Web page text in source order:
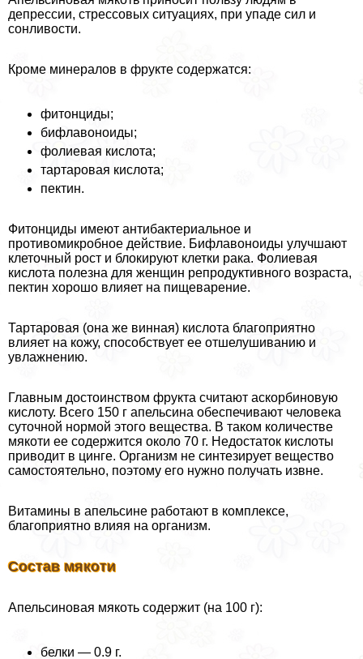
депрессии, стрессовых ситуациях, при упаде сил и
сонливости.
Кроме минералов в фрукте содержатся:
фитонциды;
бифлавоноиды;
фолиевая кислота;
тартаровая кислота;
пектин.
Фитонциды имеют антибактериальное и
противомикробное действие. Бифлавоноиды улучшают
клеточный рост и блокируют клетки paка. Фолиевая
кислота полезна для женщин репродуктивного возраста,
пектин хорошо влияет на пищеварение.
Тартаровая (она же винная) кислота благоприятно
влияет на кожу, способствует ее отшелушиванию и
увлажнению.
Главным достоинством фрукта считают аскорбиновую
кислоту. Всего 150 г апельсина обеспечивают человека
суточной нормой этого вещества. В таком количестве
мякоти ее содержится около 70 г. Недостаток кислоты
приводит в цинге. Организм не синтезирует вещество
самостоятельно, поэтому его нужно получать извне.
Витамины в апельсине работают в комплексе,
благоприятно влияя на организм.
Состав мякоти
Апельсиновая мякоть содержит (на 100 г):
белки — 0.9 г.